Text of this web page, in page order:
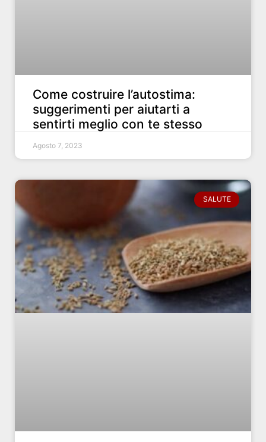
Come costruire l’autostima:
suggerimenti per aiutarti a
sentirti meglio con te stesso
Agosto 7, 2023
SALUTE